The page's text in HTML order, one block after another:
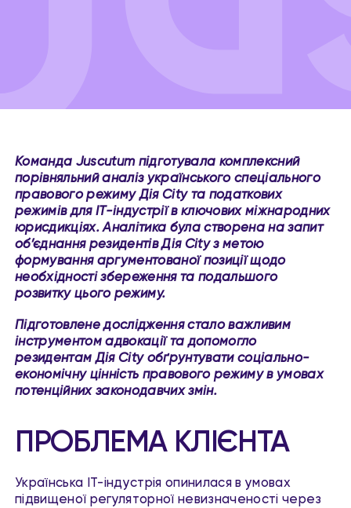
Команда Juscutum підготувала комплексний
порівняльний аналіз українського спеціального
правового режиму Дія City та податкових
режимів для IT-індустрії в ключових міжнародних
юрисдикціях. Аналітика була створена на запит
об’єднання резидентів Дія City з метою
формування аргументованої позиції щодо
необхідності збереження та подальшого
розвитку цього режиму.
Підготовлене дослідження стало важливим
інструментом адвокації та допомогло
резидентам Дія City обґрунтувати соціально-
економічну цінність правового режиму в умовах
потенційних законодавчих змін.
ПРОБЛЕМА КЛІЄНТА
Українська ІТ-індустрія опинилася в умовах
підвищеної регуляторної невизначеності через